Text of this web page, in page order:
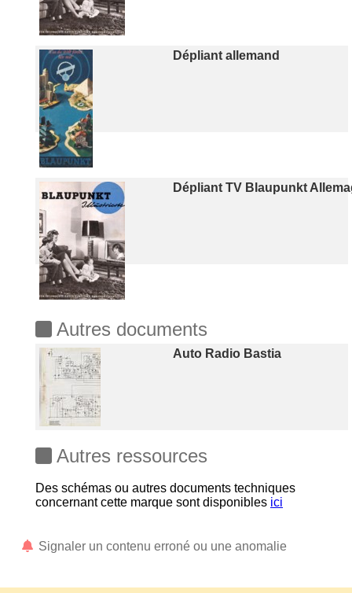
Dépliant allemand
Dépliant TV Blaupunkt
Autres documents
Auto Radio Bastia
Autres ressources
Des schémas ou autres documents techniques
concernant cette marque sont disponibles ici
Signaler un contenu erroné ou une anomalie